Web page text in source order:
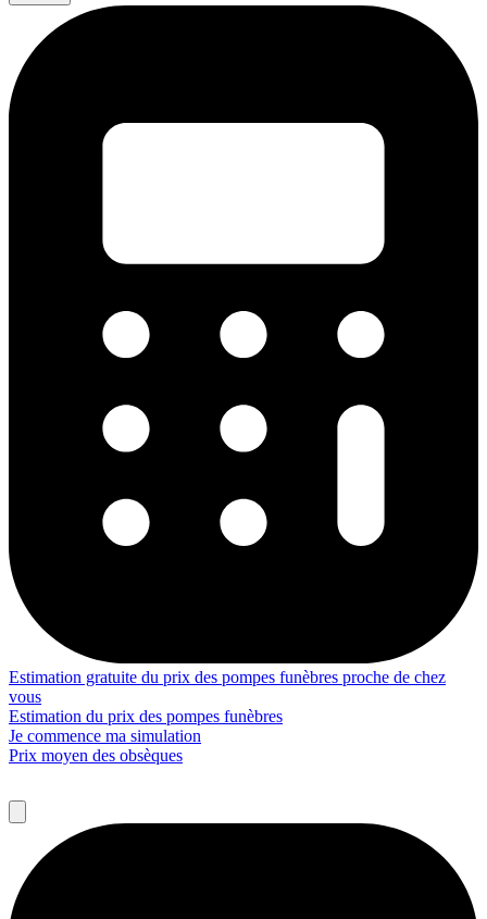
Estimation gratuite du prix des pompes funèbres proche de chez
vous
Estimation du prix des pompes funèbres
Je commence ma simulation
Prix moyen des obsèques